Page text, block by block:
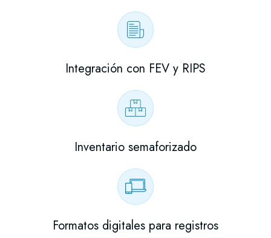
Integración con FEV y RIPS
Inventario semaforizado
Formatos digitales para registros